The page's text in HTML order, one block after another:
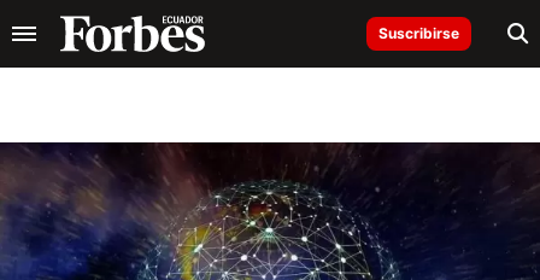
Suscribirse